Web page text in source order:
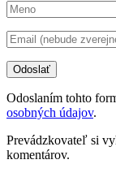
Odoslaním tohto
osobných údajov.
Prevádzkovateľ si
komentárov.